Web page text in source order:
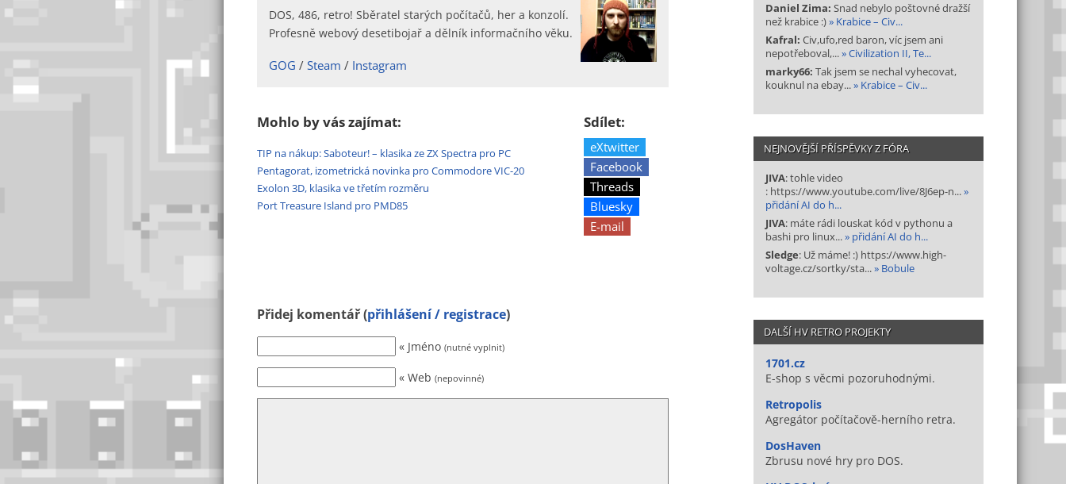
DOS, 486, retro! Sběratel starých počítačů, her a konzolí.
Profesně webový desetibojař a dělník informačního věku.
GOG Steam Instagram
Mohlo by vás zajímat:
TIP na nákup: Saboteur! – klasika ze ZX Spectra pro PC
Pentagorat, izometrická novinka pro Commodore VIC-20
Exolon 3D, klasika ve třetím rozměru
Port Treasure Island pro PMD85
Sdílet:
eXtwitter
Facebook
Threads
Bluesky
E-mail
Přidej komentář (přihlášení / registrace)
« Jméno (nutné vyplnit)
« Web (nepovinné)
Daniel Zima: Snad nebylo poštovné dražší
než krabice :)» Krabice – Civ...
Kafral: Civ,ufo,red baron, víc jsem ani
nepotřeboval,...» Civilization II, Te...
marky66: Tak jsem se nechal vyhecovat,
kouknul na ebay...» Krabice – Civ...
NEJNOVĚJŠÍ PŘÍSPĚVKY Z FÓRA
JIVA: tohle video
: https://www.youtube.com/live/8J6ep-n...»
přidání AI do h...
JIVA: máte rádi louskat kód v pythonu a
bashi pro linux...» přidání AI do h...
Sledge: Už máme! :) https://www.high-
voltage.cz/sortky/sta...» Bobule
DALŠÍ HV RETRO PROJEKTY
1701.cz
E-shop s věcmi pozoruhodnými.
Retropolis
Agregátor počítačově-herního retra.
DosHaven
Zbrusu nové hry pro DOS.